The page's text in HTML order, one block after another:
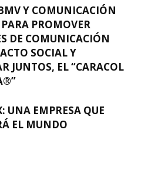
Y COMUNICACIÓN
PROMOVER
DE COMUNICACIÓN
SOCIAL Y
JUNTOS, EL “CARACOL
UNA EMPRESA QUE
EL MUNDO